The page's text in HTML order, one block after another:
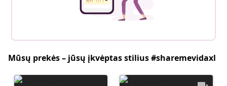
Mūsų prekės – jūsų įkvėptas stilius #sharemevidaxl